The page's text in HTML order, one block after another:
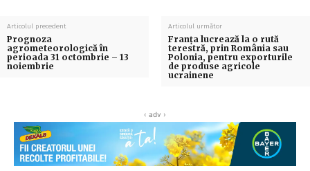
Articolul precedent
Prognoza
agrometeorologică în
perioada 31 octombrie – 13
noiembrie
Articolul următor
Franţa lucrează la o rută
terestră, prin România sau
Polonia, pentru exporturile
de produse agricole
ucrainene
‹ adv ›